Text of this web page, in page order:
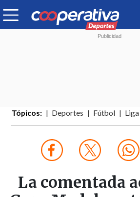
Tópicos: Deportes Fútbol
La comentada